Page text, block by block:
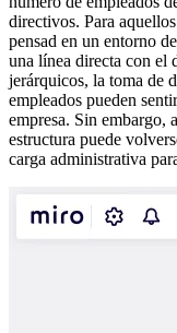
directivos. Para
pensad en un entorno
una línea directa con el
jerárquicos, la toma de
empleados pueden
empresa. Sin embargo,
estructura puede
carga administrativa